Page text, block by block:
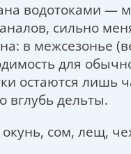
водотоками —
сильно
в межсезонье
для
остаются лишь
вглубь дельты.
сом, лещ,